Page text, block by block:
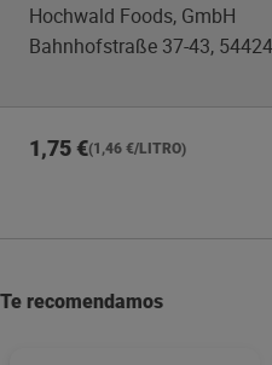
Hochwald Foods, GmbH
Bahnhofstraße 37-43,
1,75 €(1,46 €/LITRO)
Te recomendamos